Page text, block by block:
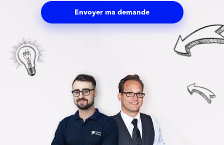
Envoyer ma demande